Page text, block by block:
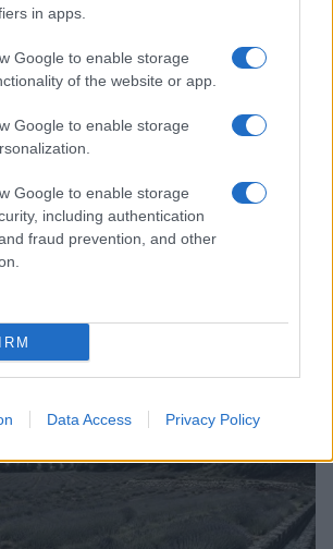
in apps.
Google to enable storage
of the website or app.
Google to enable storage
Google to enable storage
including authentication
fraud prevention, and other
Data Access Privacy Policy
World nel 2027: la scelta di San